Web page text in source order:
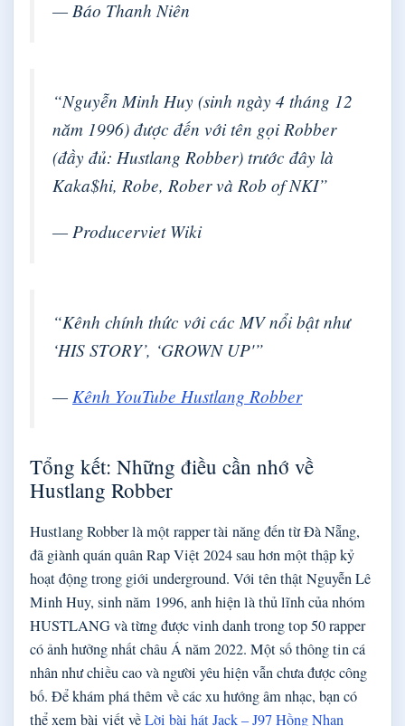
— Báo Thanh Niên
“Nguyễn Minh Huy (sinh ngày 4 tháng 12
năm 1996) được đến với tên gọi Robber
(đầy đủ: Hustlang Robber) trước đây là
Kaka$hi, Robe, Rober và Rob of NKI”
— Producerviet Wiki
“Kênh chính thức với các MV nổi bật như
‘HIS STORY’, ‘GROWN UP'”
— Kênh YouTube Hustlang Robber
Tổng kết: Những điều cần nhớ về
Hustlang Robber
Hustlang Robber là một rapper tài năng đến từ Đà Nẵng,
đã giành quán quân Rap Việt 2024 sau hơn một thập kỷ
hoạt động trong giới underground. Với tên thật Nguyễn Lê
Minh Huy, sinh năm 1996, anh hiện là thủ lĩnh của nhóm
HUSTLANG và từng được vinh danh trong top 50 rapper
có ảnh hưởng nhất châu Á năm 2022. Một số thông tin cá
nhân như chiều cao và người yêu hiện vẫn chưa được công
bố. Để khám phá thêm về các xu hướng âm nhạc, bạn có
thể xem bài viết vềLời bài hát Jack – J97 Hồng Nhan